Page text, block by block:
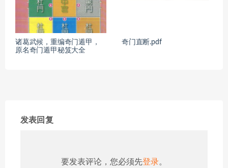
诸葛武候，重编奇门遁甲，
原名奇门遁甲秘笈大全
奇门直断.pdf
发表回复
要发表评论，您必须先登录。